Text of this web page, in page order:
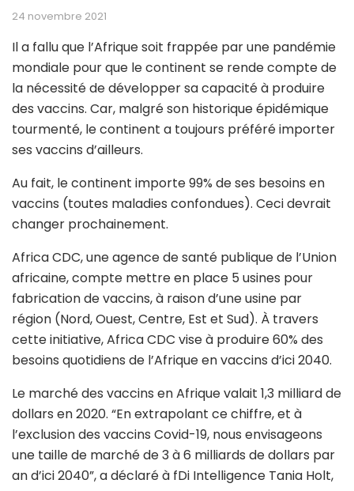
24 novembre 2021
Il a fallu que l’Afrique soit frappée par une pandémie
mondiale pour que le continent se rende compte de
la nécessité de développer sa capacité à produire
des vaccins. Car, malgré son historique épidémique
tourmenté, le continent a toujours préféré importer
ses vaccins d’ailleurs.
Au fait, le continent importe 99% de ses besoins en
vaccins (toutes maladies confondues). Ceci devrait
changer prochainement.
Africa CDC, une agence de santé publique de l’Union
africaine, compte mettre en place 5 usines pour
fabrication de vaccins, à raison d’une usine par
région (Nord, Ouest, Centre, Est et Sud). À travers
cette initiative, Africa CDC vise à produire 60% des
besoins quotidiens de l’Afrique en vaccins d’ici 2040.
Le marché des vaccins en Afrique valait 1,3 milliard de
dollars en 2020. “En extrapolant ce chiffre, et à
l’exclusion des vaccins Covid-19, nous envisageons
une taille de marché de 3 à 6 milliards de dollars par
an d’ici 2040”, a déclaré à fDi Intelligence Tania Holt,